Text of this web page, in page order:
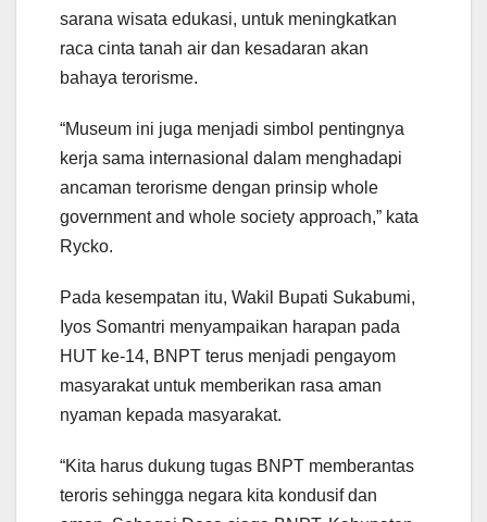
sarana wisata edukasi, untuk meningkatkan
raca cinta tanah air dan kesadaran akan
bahaya terorisme.
“Museum ini juga menjadi simbol pentingnya
kerja sama internasional dalam menghadapi
ancaman terorisme dengan prinsip whole
government and whole society approach,” kata
Rycko.
Pada kesempatan itu, Wakil Bupati Sukabumi,
Iyos Somantri menyampaikan harapan pada
HUT ke-14, BNPT terus menjadi pengayom
masyarakat untuk memberikan rasa aman
nyaman kepada masyarakat.
“Kita harus dukung tugas BNPT memberantas
teroris sehingga negara kita kondusif dan